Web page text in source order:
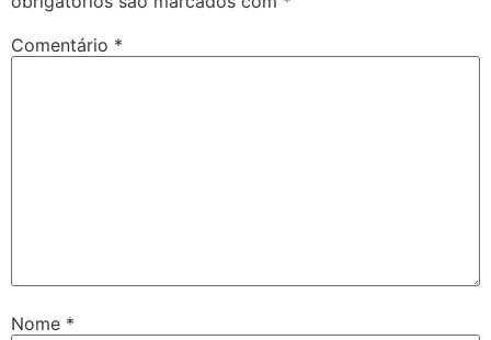
Comentário *
Nome *